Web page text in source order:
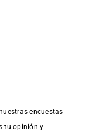
encuestas
tu opinión y